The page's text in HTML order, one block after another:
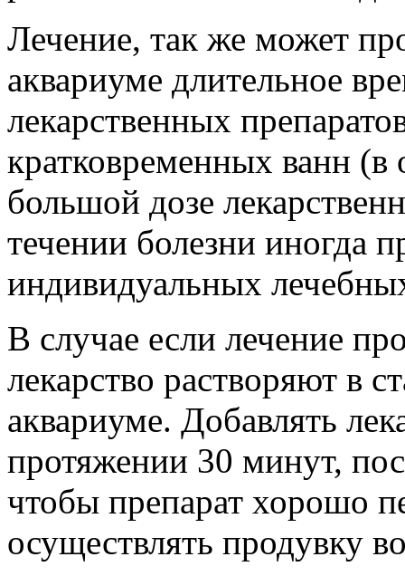
Лечение, так же может
аквариуме длительное
лекарственных
кратковременных ванн (в
большой дозе
течении болезни иногда
индивидуальных
В случае если лечение
лекарство растворяют в
аквариуме. Добавлять
протяжении 30 минут,
чтобы препарат хорошо
осуществлять продувку